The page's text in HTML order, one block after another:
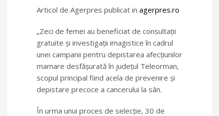
Articol de Agerpres publicat in agerpres.ro
„Zeci de femei au beneficiat de consultaţii
gratuite şi investigaţii imagistice în cadrul
unei campanii pentru depistarea afecţiunilor
mamare desfăşurată în judeţul Teleorman,
scopul principal fiind acela de prevenire şi
depistare precoce a cancerului la sân.
În urma unui proces de selecţie, 30 de